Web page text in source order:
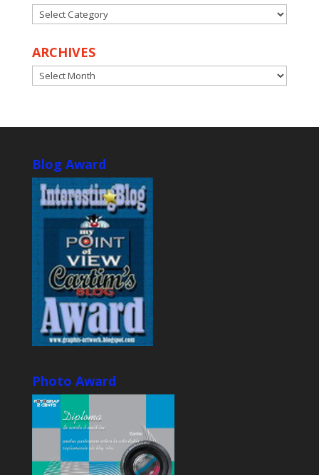
CATEGORIES
ARCHIVES
ARCHIVES
Blog Award
Photo Award